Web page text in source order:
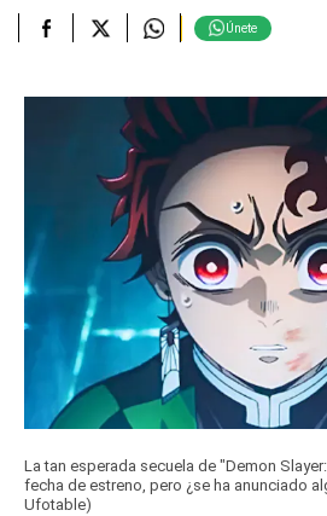
Únete
La tan esperada secuela de "Demon
fecha de estreno, pero ¿se ha anunciado
Ufotable)